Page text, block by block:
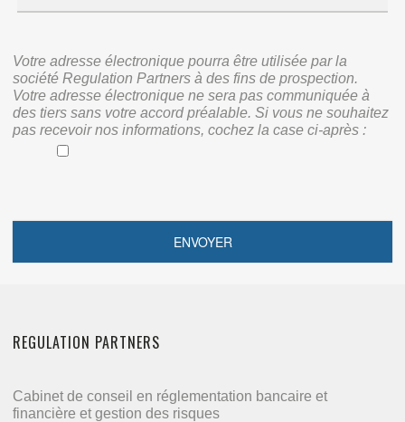
Votre adresse électronique pourra être utilisée par la
société Regulation Partners à des fins de prospection.
Votre adresse électronique ne sera pas communiquée à
des tiers sans votre accord préalable. Si vous ne souhaitez
pas recevoir nos informations, cochez la case ci-après :
REGULATION PARTNERS
Cabinet de conseil en réglementation bancaire et
financière et gestion des risques